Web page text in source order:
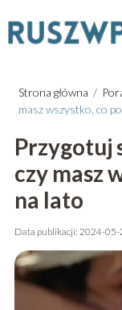
Strona główna /
masz wszystko, co
Przygotuj
czy masz
na lato
Data publikacji: 2024-